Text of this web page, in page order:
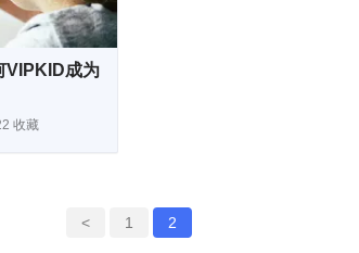
VIPKID成为
收藏
< 1 2